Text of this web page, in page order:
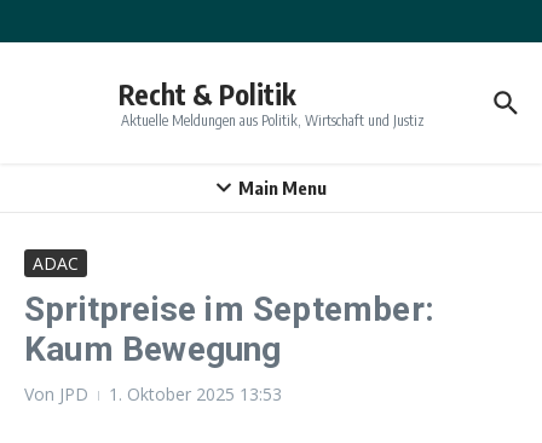
Recht & Politik
Aktuelle Meldungen aus Politik, Wirtschaft und Justiz
Main Menu
ADAC
Spritpreise im September:
Kaum Bewegung
Von JPD 1. Oktober 2025 13:53